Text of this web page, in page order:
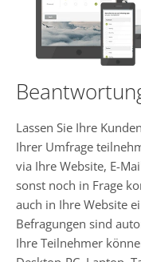
Lassen Sie Ihre
Ihrer Umfrage
via Ihre Website, E-
sonst noch in Frage
auch in Ihre Website
Befragungen sind
Ihre Teilnehmer